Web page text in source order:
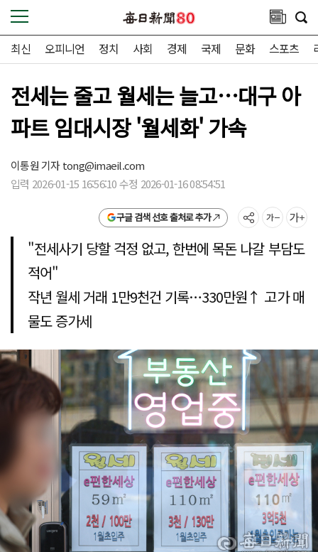
최신 오피니언 정치 사회 경제 국제 문화 스포츠
전세는 줄고 월세는 늘고…대구 아
파트 임대시장 '월세화' 가속
이통원 기자tong@imaeil.com
입력 2026-01-15 16:56:10 수정 2026-01-16 08:54:51
구글 검색 선호 출처로 추가
"전세사기 당할 걱정 없고, 한번에 목돈 나갈 부담도
적어"
작년 월세 거래 1만9천건 기록…330만원↑ 고가 매
물도 증가세